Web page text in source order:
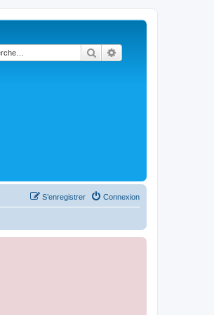
Rechercher
Connexion
S’enregistrer